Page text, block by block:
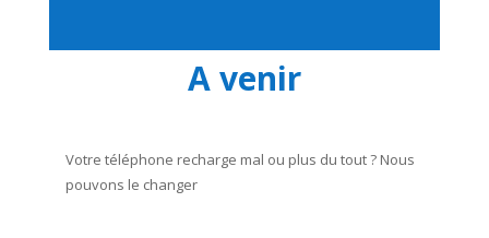
A venir
Votre téléphone recharge mal ou plus du tout ? Nous
pouvons le changer